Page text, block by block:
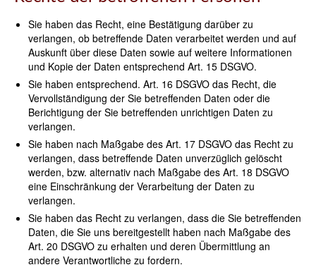
Sie haben das Recht, eine Bestätigung darüber zu
verlangen, ob betreffende Daten verarbeitet werden und auf
Auskunft über diese Daten sowie auf weitere Informationen
und Kopie der Daten entsprechend Art. 15 DSGVO.
Sie haben entsprechend. Art. 16 DSGVO das Recht, die
Vervollständigung der Sie betreffenden Daten oder die
Berichtigung der Sie betreffenden unrichtigen Daten zu
verlangen.
Sie haben nach Maßgabe des Art. 17 DSGVO das Recht zu
verlangen, dass betreffende Daten unverzüglich gelöscht
werden, bzw. alternativ nach Maßgabe des Art. 18 DSGVO
eine Einschränkung der Verarbeitung der Daten zu
verlangen.
Sie haben das Recht zu verlangen, dass die Sie betreffenden
Daten, die Sie uns bereitgestellt haben nach Maßgabe des
Art. 20 DSGVO zu erhalten und deren Übermittlung an
andere Verantwortliche zu fordern.